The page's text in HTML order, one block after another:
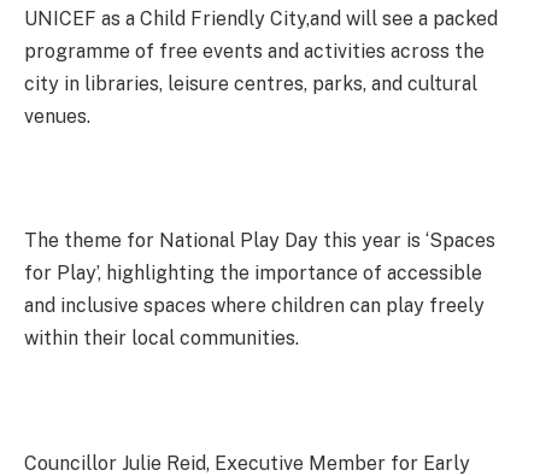
UNICEF as a Child Friendly City,and will see a packed
programme of free events and activities across the
city in libraries, leisure centres, parks, and cultural
venues.
The theme for National Play Day this year is ‘Spaces
for Play’, highlighting the importance of accessible
and inclusive spaces where children can play freely
within their local communities.
Councillor Julie Reid, Executive Member for Early